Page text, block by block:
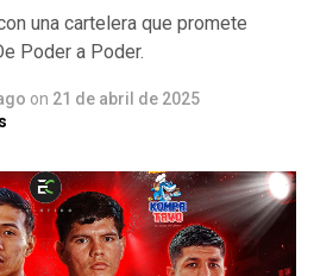
una cartelera que promete
Poder a Poder.
on 21 de abril de 2025